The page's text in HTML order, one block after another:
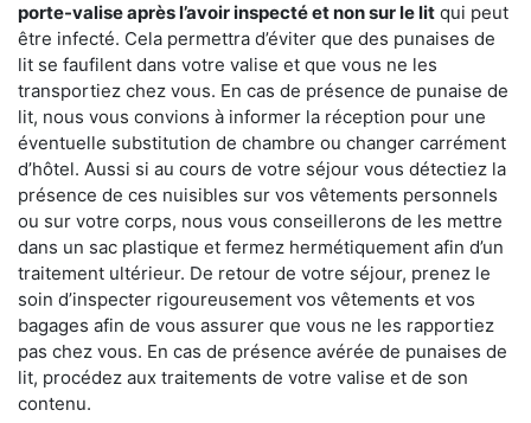
porte-valise après l’avoir inspecté et non sur le lit qui peut
être infecté. Cela permettra d’éviter que des punaises de
lit se faufilent dans votre valise et que vous ne les
transportiez chez vous. En cas de présence de punaise de
lit, nous vous convions à informer la réception pour une
éventuelle substitution de chambre ou changer carrément
d’hôtel. Aussi si au cours de votre séjour vous détectiez la
présence de ces nuisibles sur vos vêtements personnels
ou sur votre corps, nous vous conseillerons de les mettre
dans un sac plastique et fermez hermétiquement afin d’un
traitement ultérieur. De retour de votre séjour, prenez le
soin d’inspecter rigoureusement vos vêtements et vos
bagages afin de vous assurer que vous ne les rapportiez
pas chez vous. En cas de présence avérée de punaises de
lit, procédez aux traitements de votre valise et de son
contenu.